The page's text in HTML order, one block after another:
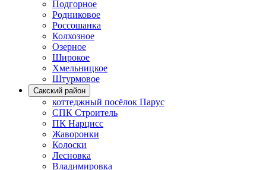
Подгорное
Родниковое
Россошанка
Колхозное
Озерное
Широкое
Хмельницкое
Штурмовое
Сакский район
коттеджный посёлок Парус
СПК Строитель
ПК Нарцисс
Жаворонки
Колоски
Лесновка
Владимировка